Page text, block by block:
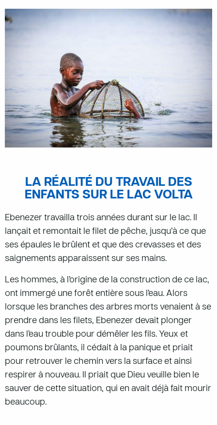
LA RÉALITÉ DU TRAVAIL DES
ENFANTS SUR LE LAC VOLTA
Ebenezer travailla trois années durant sur le lac. Il
lançait et remontait le filet de pêche, jusqu’à ce que
ses épaules le brûlent et que des crevasses et des
saignements apparaissent sur ses mains.
Les hommes, à l’origine de la construction de ce lac,
ont immergé une forêt entière sous l’eau. Alors
lorsque les branches des arbres morts venaient à se
prendre dans les filets, Ebenezer devait plonger
dans l’eau trouble pour démêler les fils. Yeux et
poumons brûlants, il cédait à la panique et priait
pour retrouver le chemin vers la surface et ainsi
respirer à nouveau. Il priait que Dieu veuille bien le
sauver de cette situation, qui en avait déjà fait mourir
beaucoup.